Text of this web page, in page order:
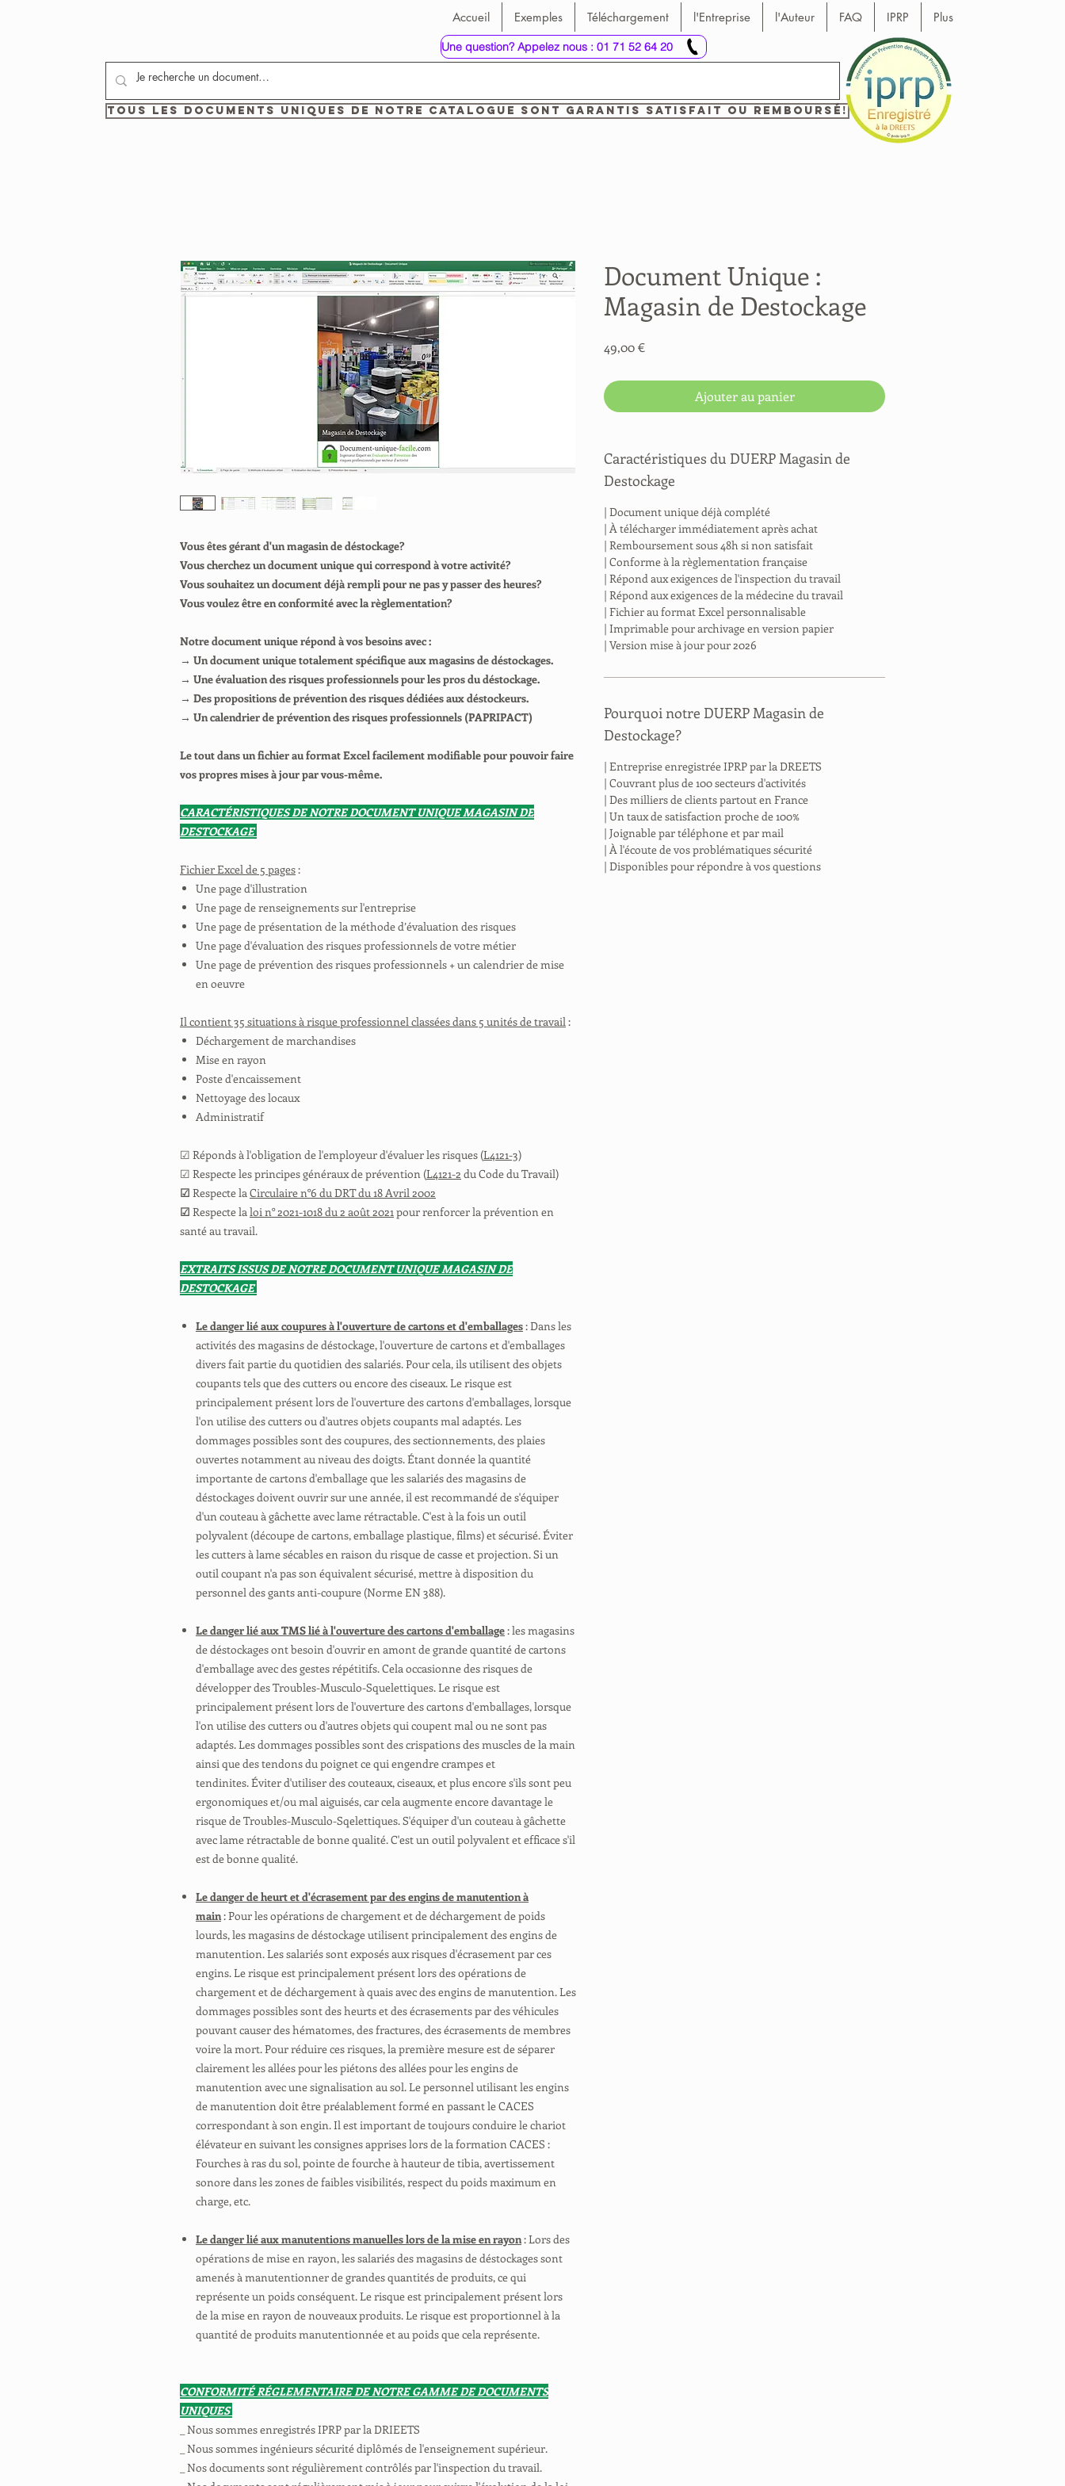
Accueil Exemples Téléchargement l'Entreprise l'Auteur FAQ IPRP Plus
Tous les documents uniques de notre catalogue sont garantis satisfait ou remboursé!
Une question? Appelez nous : 01 71 52 64 20
Vous êtes gérant d'un magasin de déstockage?
Vous cherchez un document unique qui correspond à votre activité?
Vous souhaitez un document déjà rempli pour ne pas y passer des heures?
Vous voulez être en conformité avec la règlementation?
Notre document unique répond à vos besoins avec :
→ Un document unique totalement spécifique aux magasins de déstockages.
→ Une évaluation des risques professionnels pour les pros du déstockage.
→ Des propositions de prévention des risques dédiées aux déstockeurs.
→ Un calendrier de prévention des risques professionnels (PAPRIPACT)
Le tout dans un fichier au format Excel facilement modifiable pour pouvoir faire
vos propres mises à jour par vous-même.
CARACTÉRISTIQUES DE NOTRE DOCUMENT UNIQUE MAGASIN DE
DESTOCKAGE
Fichier Excel de 5 pages:
Une page d'illustration
Une page de renseignements sur l'entreprise
Une page de présentation de la méthode d’évaluation des risques
Une page d'évaluation des risques professionnels de votre métier
Une page de prévention des risques professionnels + un calendrier de mise
en oeuvre
Il contient 35 situations à risque professionnel classées dans 5 unités de travail:
Déchargement de marchandises
Mise en rayon
Poste d'encaissement
Nettoyage des locaux
Administratif
☑ Réponds à l'obligation de l'employeur d'évaluer les risques (L4121-3)
☑ Respecte les principes généraux de prévention (L4121-2 du Code du Travail)
☑ Respecte laCirculaire n°6 du DRT du 18 Avril 2002
☑ Respecte laloi n° 2021-1018 du 2 août 2021pour renforcer la prévention en
santé au travail.
EXTRAITS ISSUS DE NOTRE DOCUMENT UNIQUE MAGASIN DE
DESTOCKAGE
Le danger lié aux coupures à l'ouverture de cartons et d'emballages: Dans les
activités des magasins de déstockage, l'ouverture de cartons et d'emballages
divers fait partie du quotidien des salariés. Pour cela, ils utilisent des objets
coupants tels que des cutters ou encore des ciseaux. Le risque est
principalement présent lors de l'ouverture des cartons d'emballages, lorsque
l'on utilise des cutters ou d'autres objets coupants mal adaptés. Les
dommages possibles sont des coupures, des sectionnements, des plaies
ouvertes notamment au niveau des doigts. Étant donnée la quantité
importante de cartons d'emballage que les salariés des magasins de
déstockages doivent ouvrir sur une année, il est recommandé de s'équiper
d'un couteau à gâchette avec lame rétractable. C'est à la fois un outil
polyvalent (découpe de cartons, emballage plastique, films) et sécurisé. Éviter
les cutters à lame sécables en raison du risque de casse et projection. Si un
outil coupant n'a pas son équivalent sécurisé, mettre à disposition du
personnel des gants anti-coupure (Norme EN 388).
Le danger lié aux TMS lié à l'ouverture des cartons d'emballage: les magasins
de déstockages ont besoin d'ouvrir en amont de grande quantité de cartons
d'emballage avec des gestes répétitifs. Cela occasionne des risques de
développer des Troubles-Musculo-Squelettiques. Le risque est
principalement présent lors de l'ouverture des cartons d'emballages, lorsque
l'on utilise des cutters ou d'autres objets qui coupent mal ou ne sont pas
adaptés. Les dommages possibles sont des crispations des muscles de la main
ainsi que des tendons du poignet ce qui engendre crampes et
tendinites. Éviter d'utiliser des couteaux, ciseaux, et plus encore s'ils sont peu
ergonomiques et/ou mal aiguisés, car cela augmente encore davantage le
risque de Troubles-Musculo-Sqelettiques. S'équiper d'un couteau à gâchette
avec lame rétractable de bonne qualité. C'est un outil polyvalent et efficace s'il
est de bonne qualité.
Le danger de heurt et d'écrasement par des engins de manutention à
main: Pour les opérations de chargement et de déchargement de poids
lourds, les magasins de déstockage utilisent principalement des engins de
manutention. Les salariés sont exposés aux risques d'écrasement par ces
engins. Le risque est principalement présent lors des opérations de
chargement et de déchargement à quais avec des engins de manutention. Les
dommages possibles sont des heurts et des écrasements par des véhicules
pouvant causer des hématomes, des fractures, des écrasements de membres
voire la mort. Pour réduire ces risques, la première mesure est de séparer
clairement les allées pour les piétons des allées pour les engins de
manutention avec une signalisation au sol. Le personnel utilisant les engins
de manutention doit être préalablement formé en passant le CACES
correspondant à son engin. Il est important de toujours conduire le chariot
élévateur en suivant les consignes apprises lors de la formation CACES :
Fourches à ras du sol, pointe de fourche à hauteur de tibia, avertissement
sonore dans les zones de faibles visibilités, respect du poids maximum en
charge, etc.
Le danger lié aux manutentions manuelles lors de la mise en rayon: Lors des
opérations de mise en rayon, les salariés des magasins de déstockages sont
amenés à manutentionner de grandes quantités de produits, ce qui
représente un poids conséquent. Le risque est principalement présent lors
de la mise en rayon de nouveaux produits. Le risque est proportionnel à la
quantité de produits manutentionnée et au poids que cela représente.
CONFORMITÉ RÉGLEMENTAIRE DE NOTRE GAMME DE DOCUMENTS
UNIQUES
_ Nous sommes enregistrés IPRP par la DRIEETS
_ Nous sommes ingénieurs sécurité diplômés de l'enseignement supérieur.
_ Nos documents sont régulièrement contrôlés par l'inspection du travail.
Document Unique :
Magasin de Destockage
49,00 €Prix
Ajouter au panier
Caractéristiques du DUERP Magasin de
Destockage
| Document unique déjà complété
| À télécharger immédiatement après achat
| Remboursement sous 48h si non satisfait
| Conforme à la règlementation française
| Répond aux exigences de l'inspection du travail
| Répond aux exigences de la médecine du travail
| Fichier au format Excel personnalisable
| Imprimable pour archivage en version papier
| Version mise à jour pour 2026
Pourquoi notre DUERP Magasin de
Destockage?
| Entreprise enregistrée IPRP par la DREETS
| Couvrant plus de 100 secteurs d'activités
| Des milliers de clients partout en France
| Un taux de satisfaction proche de 100%
| Joignable par téléphone et par mail
| À l'écoute de vos problématiques sécurité
| Disponibles pour répondre à vos questions